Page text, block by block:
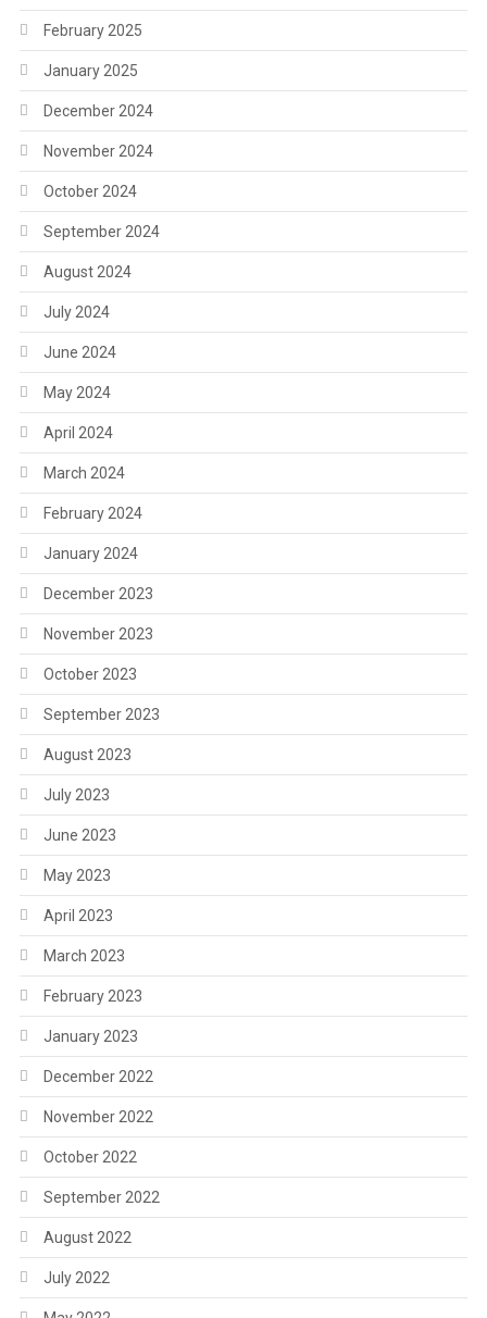
February 2025
January 2025
December 2024
November 2024
October 2024
September 2024
August 2024
July 2024
June 2024
May 2024
April 2024
March 2024
February 2024
January 2024
December 2023
November 2023
October 2023
September 2023
August 2023
July 2023
June 2023
May 2023
April 2023
March 2023
February 2023
January 2023
December 2022
November 2022
October 2022
September 2022
August 2022
July 2022